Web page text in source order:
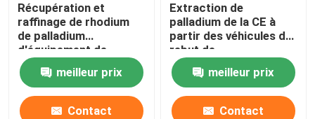
Machine de bâti de barre d'or
four de fonte d'acier inoxydable
Récupération et
raffinage de rhodium
de palladium
d'équipement de
raffinage de platine
d'industrie
pétrochimique
meilleur prix
Contact
Extraction de
palladium de la CE à
partir des véhicules de
rebut de
convertisseurs
catalytiquesmeilleur prix
Contact